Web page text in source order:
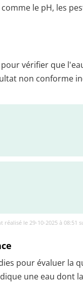
le pH, les
vérifier que
non conforme
réalisé le 29-10-2025 à 08:51
pour évaluer la
une eau dont